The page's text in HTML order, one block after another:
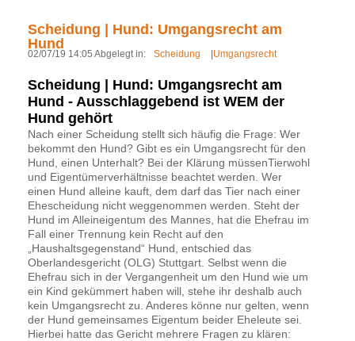
Scheidung | Hund: Umgangsrecht am
Hund
02/07/19 14:05 Abgelegt in: Scheidung |Umgangsrecht
Scheidung | Hund: Umgangsrecht am
Hund - Ausschlaggebend ist WEM der
Hund gehört
Nach einer Scheidung stellt sich häufig die Frage: Wer
bekommt den Hund? Gibt es ein Umgangsrecht für den
Hund, einen Unterhalt? Bei der Klärung müssenTierwohl
und Eigentümerverhältnisse beachtet werden. Wer
einen Hund alleine kauft, dem darf das Tier nach einer
Ehescheidung nicht weggenommen werden. Steht der
Hund im Alleineigentum des Mannes, hat die Ehefrau im
Fall einer Trennung kein Recht auf den
„Haushaltsgegenstand“ Hund, entschied das
Oberlandesgericht (OLG) Stuttgart. Selbst wenn die
Ehefrau sich in der Vergangenheit um den Hund wie um
ein Kind gekümmert haben will, stehe ihr deshalb auch
kein Umgangsrecht zu. Anderes könne nur gelten, wenn
der Hund gemeinsames Eigentum beider Eheleute sei.
Hierbei hatte das Gericht mehrere Fragen zu klären: